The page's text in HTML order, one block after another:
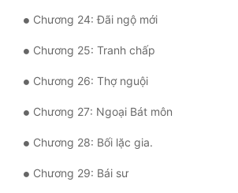
Tu Chân
Tu Tiên
Tội Phạm
Vô Địch
Võ Hiệp
Võng Du
Chương 24: Đãi ngộ mới
Chương 25: Tranh chấp
Chương 26: Thợ nguội
Chương 27: Ngoại Bát môn
Chương 28: Bối lặc gia.
Chương 29: Bái sư